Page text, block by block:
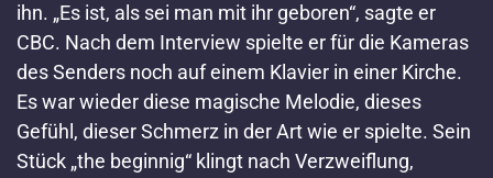
ihn. „Es ist, als sei man mit ihr geboren“, sagte er
CBC. Nach dem Interview spielte er für die Kameras
des Senders noch auf einem Klavier in einer Kirche.
Es war wieder diese magische Melodie, dieses
Gefühl, dieser Schmerz in der Art wie er spielte. Sein
Stück „the beginnig“ klingt nach Verzweiflung,